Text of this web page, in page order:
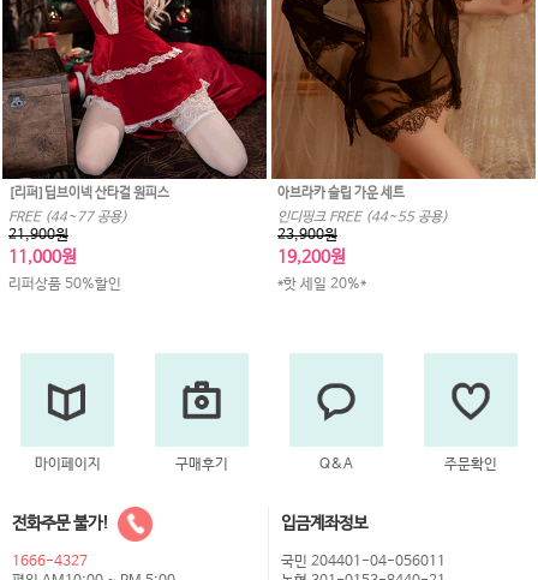
[리퍼]딥브이넥 산타걸 원피스
FREE (44~77 공용)
21,900원
11,000원
리퍼상품 50%할인
아브라카 슬립 가운 세트
인디핑크 FREE (44~55 공용)
23,900원
19,200원
*핫 세일 20%*
마이페이지 구매후기 Q&A 주문확인
전화주문 불가!
1666-4327
입금계좌정보
국민 204401-04-056011